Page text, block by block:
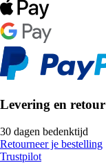
Levering en retour
30 dagen bedenktijd
Retourneer je bestelling
Trustpilot